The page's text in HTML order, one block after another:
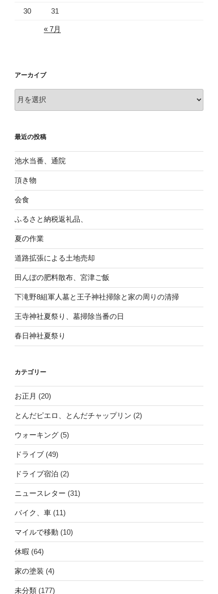
30 31
« 7月
アーカイブ
ア
ー
ブ
最近の投稿
池水当番、通院
頂き物
会食
ふるさと納税返礼品、
夏の作業
道路拡張による土地売却
田んぼの肥料散布、宮津ご飯
下滝野8組軍人墓と王子神社掃除と家の周りの清掃
王寺神社夏祭り、墓掃除当番の日
春日神社夏祭り
カテゴリー
お正月 (20)
とんだピエロ、とんだチャップリン (2)
ウォーキング (5)
ドライブ (49)
ドライブ宿泊 (2)
ニュースレター (31)
バイク、車 (11)
マイルで移動 (10)
休暇 (64)
家の塗装 (4)
未分類 (177)